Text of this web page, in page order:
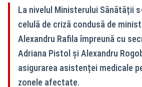
La nivelul Ministerului Sănătății
celulă de criză condusă de
Alexandru Rafila împreună cu
Adriana Pistol și Alexandru
asigurarea asistenței medicale
zonele afectate.